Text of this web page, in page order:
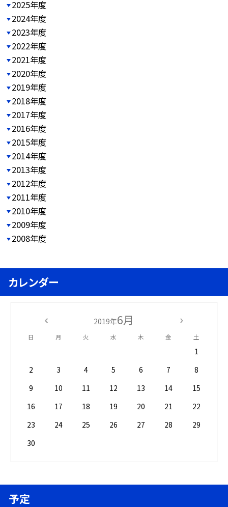
2025年度
2024年度
2023年度
2022年度
2021年度
2020年度
2019年度
2018年度
2017年度
2016年度
2015年度
2014年度
2013年度
2012年度
2011年度
2010年度
2009年度
2008年度
カレンダー
2019年6月
日 月 火 水 木 金 土
1
2
3 4 5 6 7
8
9
10 11 12 13 14
15
16
17 18 19 20 21
22
23
24 25 26 27 28
29
30
予定